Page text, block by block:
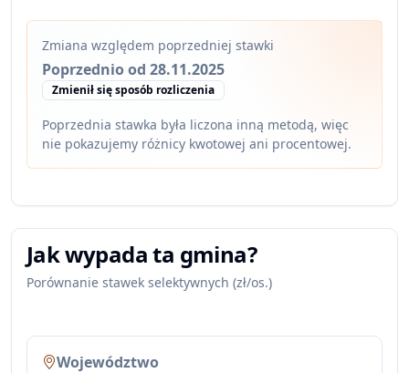
Zmiana względem poprzedniej stawki
Poprzednio od 28.11.2025
Zmienił się sposób rozliczenia
Poprzednia stawka była liczona inną metodą, więc
nie pokazujemy różnicy kwotowej ani procentowej.
Jak wypada ta gmina?
Porównanie stawek selektywnych (zł/os.)
Województwo